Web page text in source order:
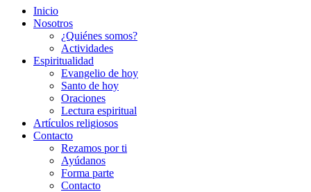
Inicio
Nosotros
¿Quiénes somos?
Actividades
Espiritualidad
Evangelio de hoy
Santo de hoy
Oraciones
Lectura espiritual
Artículos religiosos
Contacto
Rezamos por ti
Ayúdanos
Forma parte
Contacto